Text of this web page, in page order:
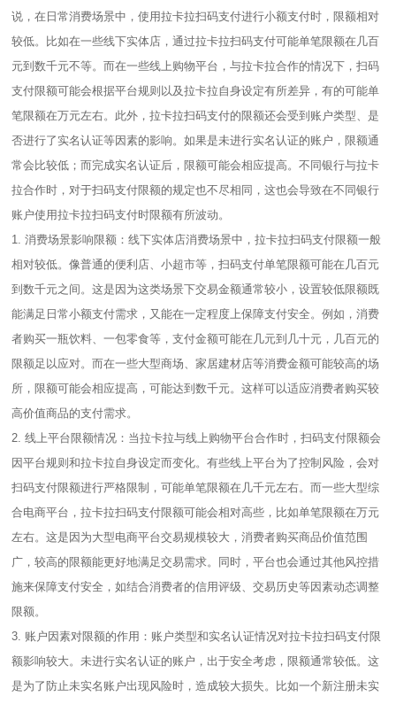
说，在日常消费场景中，使用拉卡拉扫码支付进行小额支付时，限额相对
较低。比如在一些线下实体店，通过拉卡拉扫码支付可能单笔限额在几百
元到数千元不等。而在一些线上购物平台，与拉卡拉合作的情况下，扫码
支付限额可能会根据平台规则以及拉卡拉自身设定有所差异，有的可能单
笔限额在万元左右。此外，拉卡拉扫码支付的限额还会受到账户类型、是
否进行了实名认证等因素的影响。如果是未进行实名认证的账户，限额通
常会比较低；而完成实名认证后，限额可能会相应提高。不同银行与拉卡
拉合作时，对于扫码支付限额的规定也不尽相同，这也会导致在不同银行
账户使用拉卡拉扫码支付时限额有所波动。
1. 消费场景影响限额：线下实体店消费场景中，拉卡拉扫码支付限额一般
相对较低。像普通的便利店、小超市等，扫码支付单笔限额可能在几百元
到数千元之间。这是因为这类场景下交易金额通常较小，设置较低限额既
能满足日常小额支付需求，又能在一定程度上保障支付安全。例如，消费
者购买一瓶饮料、一包零食等，支付金额可能在几元到几十元，几百元的
限额足以应对。而在一些大型商场、家居建材店等消费金额可能较高的场
所，限额可能会相应提高，可能达到数千元。这样可以适应消费者购买较
高价值商品的支付需求。
2. 线上平台限额情况：当拉卡拉与线上购物平台合作时，扫码支付限额会
因平台规则和拉卡拉自身设定而变化。有些线上平台为了控制风险，会对
扫码支付限额进行严格限制，可能单笔限额在几千元左右。而一些大型综
合电商平台，拉卡拉扫码支付限额可能会相对高些，比如单笔限额在万元
左右。这是因为大型电商平台交易规模较大，消费者购买商品价值范围
广，较高的限额能更好地满足交易需求。同时，平台也会通过其他风控措
施来保障支付安全，如结合消费者的信用评级、交易历史等因素动态调整
限额。
3. 账户因素对限额的作用：账户类型和实名认证情况对拉卡拉扫码支付限
额影响较大。未进行实名认证的账户，出于安全考虑，限额通常较低。这
是为了防止未实名账户出现风险时，造成较大损失。比如一个新注册未实